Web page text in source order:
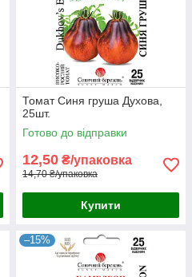
Томат Синя груша Духова,
25шт.
Готово до відправки
12,50 ₴/упаковка
14,70 ₴/упаковка
Купити
–15%